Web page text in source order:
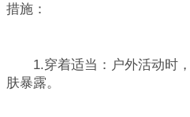
措施：
1.穿着适当：户外活动时，
肤暴露。